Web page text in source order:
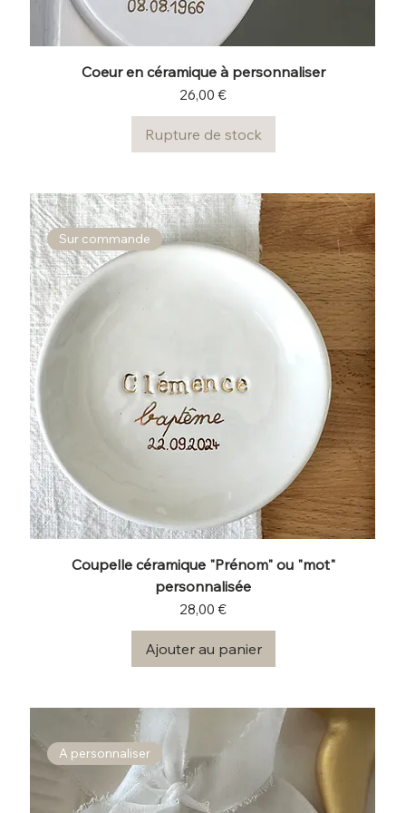
Coeur en céramique à personnaliser
Prix
26,00 €
Rupture de stock
Sur commande
Coupelle céramique "Prénom" ou "mot"
personnalisée
Prix
28,00 €
Ajouter au panier
A personnaliser